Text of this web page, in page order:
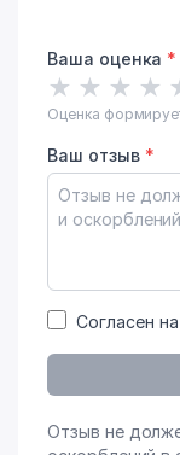
Ваша оценка *
★ ★ ★ ★
Оценка
Ваш отзыв *
Согласен
Отзыв не